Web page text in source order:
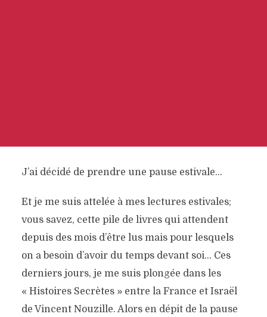
J’ai décidé de prendre une pause estivale…
Et je me suis attelée à mes lectures estivales;
vous savez, cette pile de livres qui attendent
depuis des mois d’être lus mais pour lesquels
on a besoin d’avoir du temps devant soi… Ces
derniers jours, je me suis plongée dans les
« Histoires Secrètes » entre la France et Israël
de Vincent Nouzille. Alors en dépit de la pause